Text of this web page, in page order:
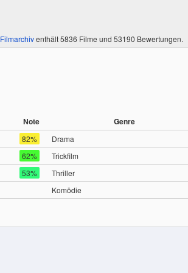
Filmarchiventhält 5836 Filme und 53190 Bewertungen.
Note Genre
82% Drama
62% Trickfilm
53% Thriller
Komödie